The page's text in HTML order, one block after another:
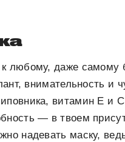
любому, даже самому
внимательность и
витамин Е и
— в твоем
надевать маску,